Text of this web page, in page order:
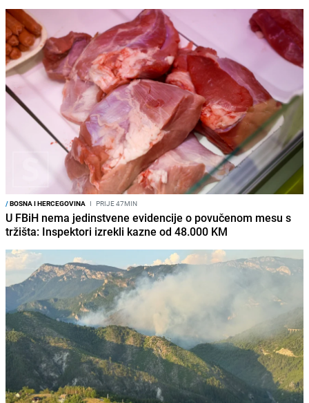
/BOSNA I HERCEGOVINA I PRIJE 47MIN
U FBiH nema jedinstvene evidencije o povučenom mesu s
tržišta: Inspektori izrekli kazne od 48.000 KM